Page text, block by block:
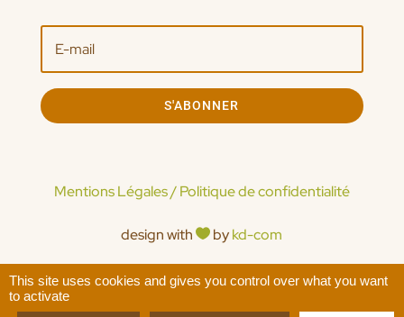
S'ABONNER
Mentions Légales / Politique de confidentialité
design with bykd-com
© 2026 - tous droits réservés
This site uses cookies and gives you control over what you want
to activate